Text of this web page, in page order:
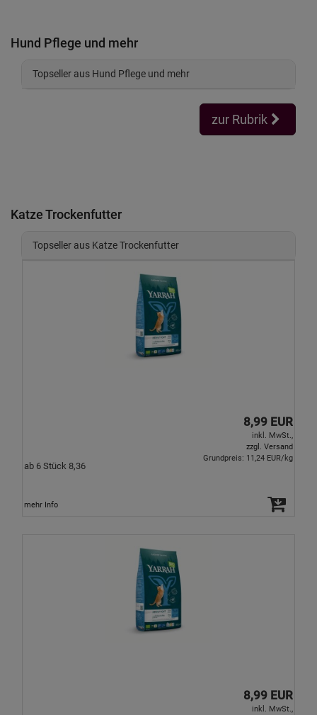
Hund Pflege und mehr
Topseller aus Hund Pflege und mehr
zur Rubrik
Katze Trockenfutter
Topseller aus Katze Trockenfutter
8,99 EUR
inkl. MwSt.,
zzgl. Versand
ab 6 Stück 8,36
Grundpreis: 11,24 EUR/kg
mehr Info
8,99 EUR
inkl. MwSt.,